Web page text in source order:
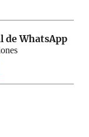
de WhatsApp